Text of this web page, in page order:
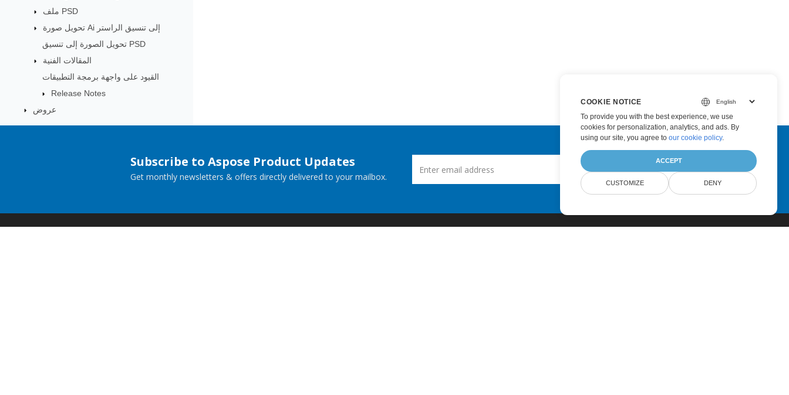
ملف PSD
تحويل صورة Ai إلى تنسيق الراستر
تحويل الصورة إلى تنسيق PSD
المقالات الفنية
القيود على واجهة برمجة التطبيقات
Release Notes
عروض
Subscribe to Aspose Product Updates
Get monthly newsletters & offers directly delivered to your mailbox.
Submit
COOKIE NOTICE
To provide you with the best experience, we use
cookies for personalization, analytics, and ads. By
using our site, you agree to our cookie policy.
ACCEPT
CUSTOMIZE DENY